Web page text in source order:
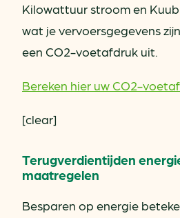
Kilowattuur stroom en
wat je vervoersgegevens
een CO2-voetafdruk uit.
Bereken hier uw CO2-
[clear]
Terugverdientijden
maatregelen
Besparen op energie